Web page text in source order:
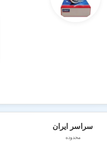
سراسر ایران
محدوده